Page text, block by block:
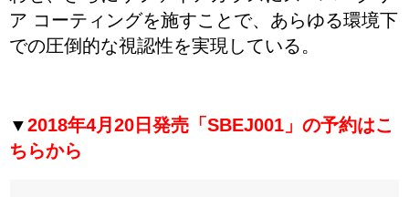
ア コーティングを施すことで、あらゆる環境下
での圧倒的な視認性を実現している。
▼2018年4月20日発売「SBEJ001」の予約はこ
ちらから